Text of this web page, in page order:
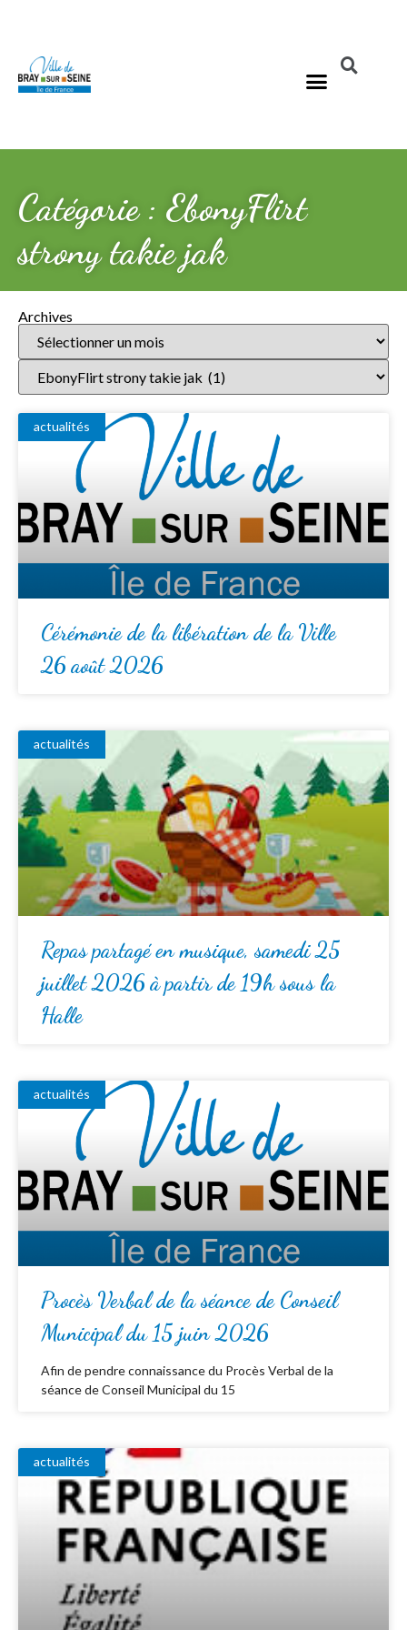
Catégorie : EbonyFlirt
strony takie jak
Archives
actualités
Cérémonie de la libération de la Ville
26 août 2026
actualités
Repas partagé en musique, samedi 25
juillet 2026 à partir de 19h sous la
Halle
actualités
Procès Verbal de la séance de Conseil
Municipal du 15 juin 2026
Afin de pendre connaissance du Procès Verbal de la
séance de Conseil Municipal du 15
actualités